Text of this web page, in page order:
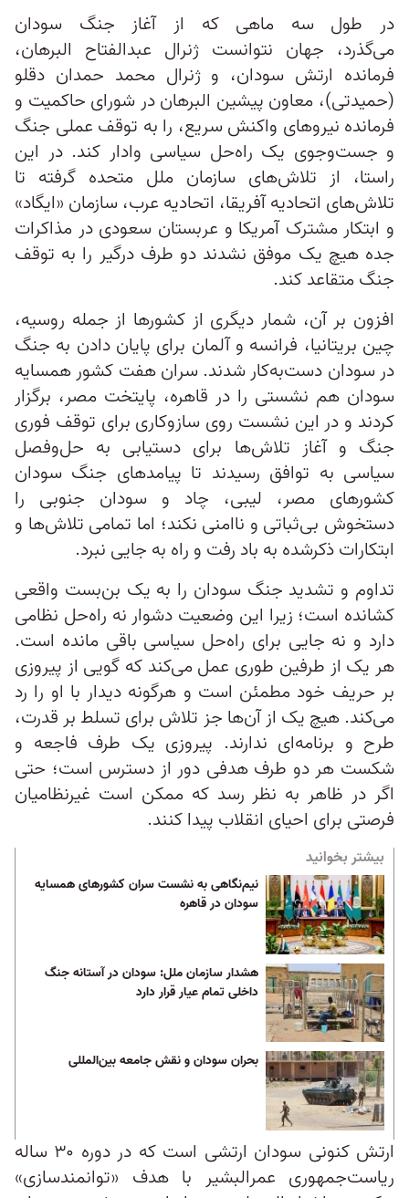
در طول سه ماهی که از آغاز جنگ سودان
می‌گذرد، جهان نتوانست ژنرال عبدالفتاح البرهان،
فرمانده ارتش سودان، و ژنرال محمد حمدان دقلو
(حمیدتی)، معاون پیشین البرهان در شورای حاکمیت و
فرمانده نیروهای واکنش سریع، را به توقف عملی جنگ
و جست‌وجوی یک راه‌حل سیاسی وادار کند. در این
راستا، از تلاش‌های سازمان ملل متحده گرفته تا
تلاش‌های اتحادیه آفریقا، اتحادیه عرب، سازمان «ایگاد»
و ابتکار مشترک آمریکا و عربستان سعودی در مذاکرات
جده هیچ یک موفق نشدند دو طرف درگیر را به توقف
جنگ متقاعد کند.
افزون بر آن، شمار دیگری از کشورها از جمله روسیه،
چین بریتانیا، فرانسه و آلمان برای پایان دادن به جنگ
در سودان دست‌به‌کار شدند. سران هفت کشور همسایه
سودان هم نشستی را در قاهره، پایتخت مصر، برگزار
کردند و در این نشست روی سازوکاری برای توقف فوری
جنگ و آغاز تلاش‌ها برای دستیابی به حل‌وفصل
سیاسی به توافق رسیدند تا پیامدهای جنگ سودان
کشورهای مصر، لیبی، چاد و سودان جنوبی را
دستخوش بی‌ثباتی و ناامنی نکند؛ اما تمامی تلاش‌ها و
ابتکارات ذکرشده به باد رفت و راه به جایی نبرد.
تداوم و تشدید جنگ سودان را به یک بن‌بست واقعی
کشانده است؛ زیرا این وضعیت دشوار نه راه‌حل نظامی
دارد و نه جایی برای راه‌حل سیاسی باقی مانده است.
هر یک از طرفین طوری عمل می‌کند که گویی از پیروزی
بر حریف خود مطمئن است و هرگونه دیدار با او را رد
می‌کند. هیچ یک از آن‌ها جز تلاش برای تسلط بر قدرت،
طرح و برنامه‌ای ندارند. پیروزی یک طرف فاجعه و
شکست هر دو طرف هدفی دور از دسترس است؛ حتی
اگر در ظاهر به نظر رسد که ممکن است غیرنظامیان
فرصتی برای احیای انقلاب پیدا کنند.
بیشتر بخوانید
نیم‌نگاهی به نشست سران کشورهای همسایه
سودان در قاهره
هشدار سازمان ملل: سودان در آستانه جنگ
داخلی تمام‌ عیار قرار دارد
بحران سودان و نقش جامعه بین‌المللی
ارتش کنونی سودان ارتشی است که در دوره ۳۰ ساله
ریاست‌جمهوری عمرالبشیر با هدف «توانمندسازی»